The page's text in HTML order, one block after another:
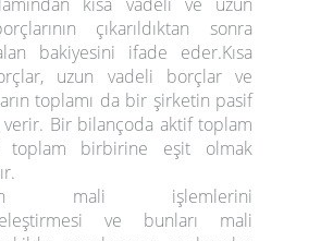
çıkarıldıktan sonra
bakiyesini ifade eder.Kısa
uzun vadeli borçlar ve
toplamı da bir şirketin pasif
verir. Bir bilançoda aktif toplam
birbirine eşit olmak
mali işlemlerini
ve bunları mali